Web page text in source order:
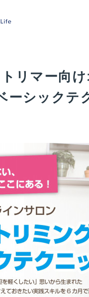
トリマー向
ーシックテ